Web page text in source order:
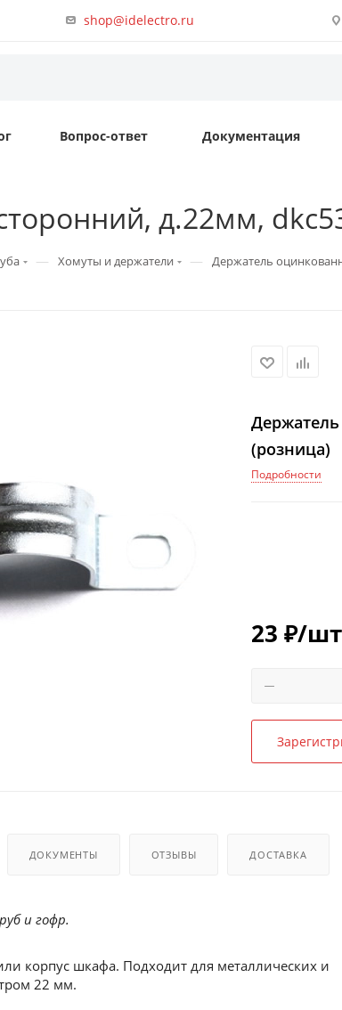
shop@idelectro.ru
Вопрос-ответ Документация
д.22мм,
— Хомуты и держатели — Держатель
(розница)
Подробности
23 ₽/шт
ДОКУМЕНТЫ ОТЗЫВЫ ДОСТАВКА
и гофр.
корпус шкафа. Подходит для металлических и
22 мм.